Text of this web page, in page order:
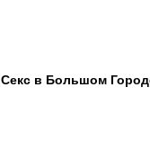
Секс в Большом